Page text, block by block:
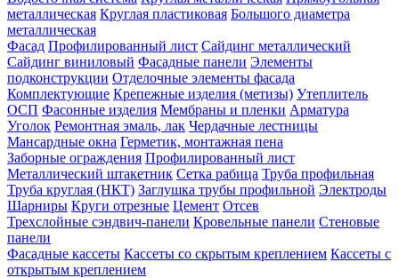
металлическая Круглая пластиковая Большого диаметра
металлическая
Фасад Профилированный лист Сайдинг металлический
Сайдинг виниловый Фасадные панели Элементы
подконструкции Отделочные элементы фасада
Комплектующие Крепежные изделия (метизы) Утеплитель
ОСП Фасонные изделия Мембраны и пленки Арматура
Уголок Ремонтная эмаль, лак Чердачные лестницы
Мансардные окна Герметик, монтажная пена
Заборные ограждения Профилированный лист
Металлический штакетник Сетка рабица Труба профильная
Труба круглая (НКТ) Заглушка трубы профильной Электроды
Шарниры Круги отрезные Цемент Отсев
Трехслойные сэндвич-панели Кровельные панели Стеновые
панели
Фасадные кассеты Кассеты со скрытым креплением Кассеты с
открытым креплением